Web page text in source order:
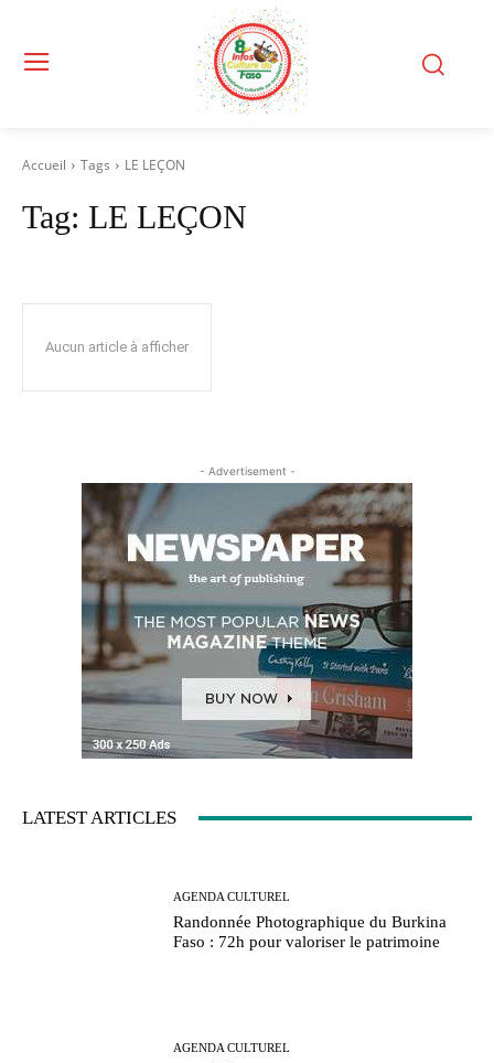
Accueil Tags LE LEÇON
Tag: LE LEÇON
Aucun article à afficher
- Advertisement -
LATEST ARTICLES
AGENDA CULTUREL
Randonnée Photographique du Burkina
Faso : 72h pour valoriser le patrimoine
AGENDA CULTUREL